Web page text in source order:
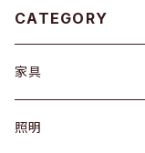
CATEGORY
家具
ソファ / ベンチ
照明